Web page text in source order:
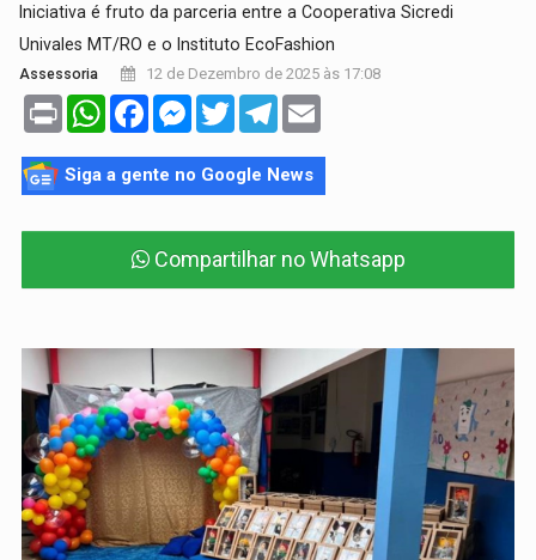
Iniciativa é fruto da parceria entre a Cooperativa Sicredi
Univales MT/RO e o Instituto EcoFashion
Assessoria 12 de Dezembro de 2025 às 17:08
Print WhatsAppFacebookMessenger
TwitterTelegram
Siga a gente no Google News
Compartilhar no Whatsapp